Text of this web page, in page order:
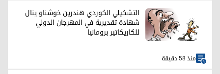
التشكيلي الكوردي هندرين خوشناو ينال
شهادة تقديرية في المهرجان الدولي
للكاريكاتير برومانيا
منذ 58 دقيقة